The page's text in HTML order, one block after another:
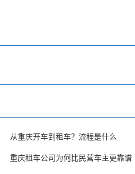
​从重庆开车到租车？流程是什么
重庆租车公司为何比民营车主更靠谱